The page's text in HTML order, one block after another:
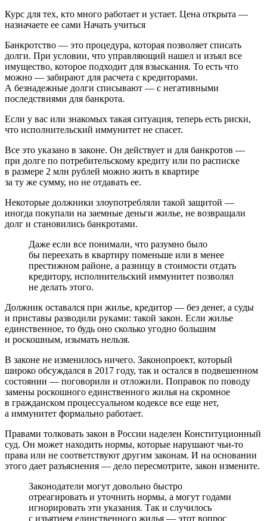
Курс для тех, кто много работает и устает. Цена открыта —
назначаете ее сами Начать учиться
Банкротство — это процедура, которая позволяет списать
долги. При условии, что управляющий нашел и изъял все
имущество, которое подходит для взыскания. То есть что
можно — забирают для расчета с кредиторами.
А безнадежные долги списывают — с негативными
последствиями для банкрота.
Если у вас или знакомых такая ситуация, теперь есть риски,
что исполнительский иммунитет не спасет.
Все это указано в законе. Он действует и для банкротов —
при долге по потребительскому кредиту или по расписке
в размере 2 млн рублей можно жить в квартире
за ту же сумму, но не отдавать ее.
Некоторые должники злоупотребляли такой защитой —
иногда покупали на заемные деньги жилье, не возвращали
долг и становились банкротами.
Даже если все понимали, что разумно было
бы переехать в квартиру поменьше или в менее
престижном районе, а разницу в стоимости отдать
кредитору, исполнительский иммунитет позволял
не делать этого.
Должник оставался при жилье, кредитор — без денег, а суды
и приставы разводили руками: такой закон. Если жилье
единственное, то будь оно сколько угодно большим
и роскошным, изымать нельзя.
В законе не изменилось ничего. Законопроект, который
широко обсуждался в 2017 году, так и остался в подвешенном
состоянии — поговорили и отложили. Поправок по поводу
замены роскошного единственного жилья на скромное
в гражданском процессуальном кодексе все еще нет,
а иммунитет формально работает.
Правами толковать закон в России наделен Конституционный
суд. Он может находить нормы, которые нарушают чьи-то
права или не соответствуют другим законам. И на основании
этого дает разъяснения — дело пересмотрите, закон измените.
Законодатели могут довольно быстро
отреагировать и уточнить нормы, а могут годами
игнорировать эти указания. Так и случилось
с изъятием единственного жилья — этот вопрос